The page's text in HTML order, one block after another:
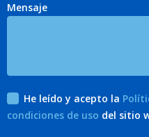
Mensaje
He leído y acepto la
condiciones de uso del sitio